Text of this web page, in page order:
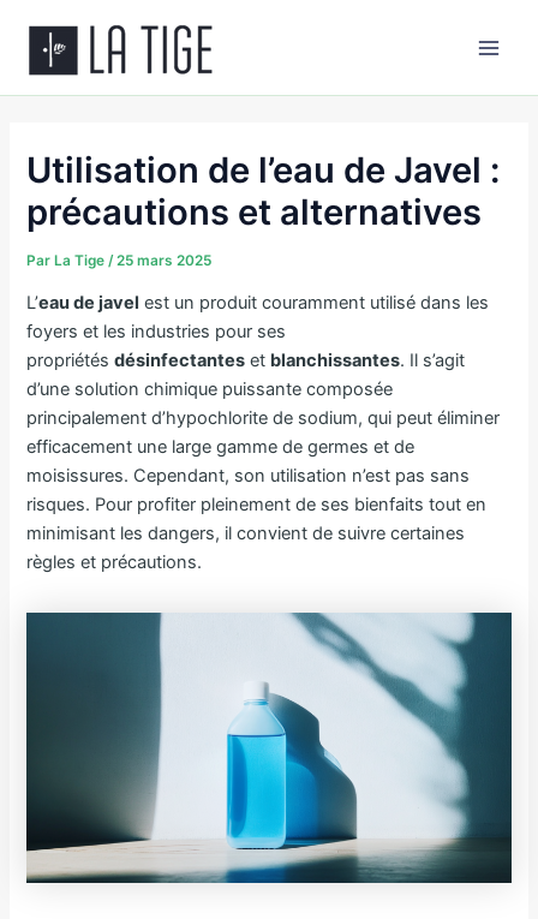
contenu
Utilisation de l’eau de Javel :
précautions et alternatives
Par La Tige/25 mars 2025
L’eau de javel est un produit couramment utilisé dans les
foyers et les industries pour ses
propriétésdésinfectantes et blanchissantes. Il s’agit
d’une solution chimique puissante composée
principalement d’hypochlorite de sodium, qui peut éliminer
efficacement une large gamme de germes et de
moisissures. Cependant, son utilisation n’est pas sans
risques. Pour profiter pleinement de ses bienfaits tout en
minimisant les dangers, il convient de suivre certaines
règles et précautions.